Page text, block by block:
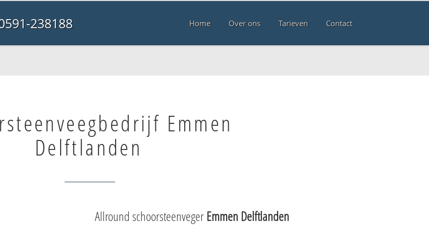
238188 Home Over ons Tarieven Contact
Emmen
Delftlanden
Allround schoorsteenveger Emmen Delftlanden